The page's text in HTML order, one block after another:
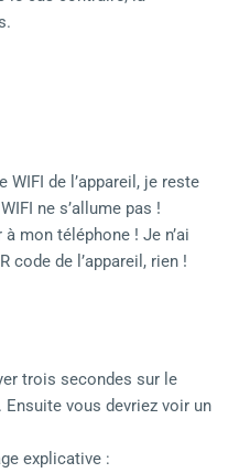
WIFI de l’appareil, je reste
ne s’allume pas !
mon téléphone ! Je n’ai
code de l’appareil, rien !
trois secondes sur le
Ensuite vous devriez voir un
explicative :